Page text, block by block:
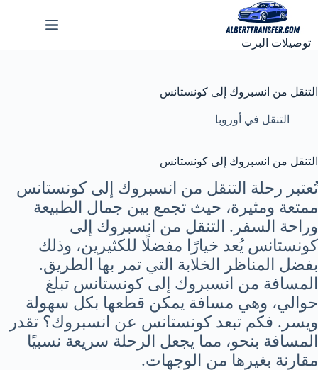
المحتوى
توصيلات البرت
التنقل من انسبروك إلى كونستانس
التنقل في أوروبا
التنقل من انسبروك إلى كونستانس
تُعتبر رحلة التنقل من انسبروك إلى كونستانس
ممتعة ومثيرة، حيث تجمع بين جمال الطبيعة
وراحة السفر. التنقل من انسبروك إلى
كونستانس يُعد خيارًا مفضلًا للكثيرين، وذلك
بفضل المناظر الخلابة التي تمر بها الطريق.
المسافة من انسبروك إلى كونستانس تبلغ
حوالي، وهي مسافة يمكن قطعها بكل سهولة
ويسر. فكم تبعد كونستانس عن انسبروك؟ تقدر
المسافة بنحو، مما يجعل الرحلة سريعة نسبيًا
مقارنة بغيرها من الوجهات.